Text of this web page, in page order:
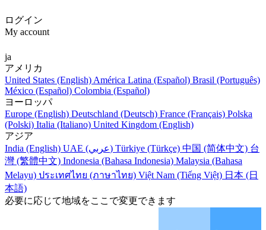
ログイン
My account
ja
アメリカ
United States (English) América Latina (Español) Brasil (Português)
México (Español) Colombia (Español)
ヨーロッパ
Europe (English) Deutschland (Deutsch) France (Français) Polska
(Polski) Italia (Italiano) United Kingdom (English)
アジア
India (English)
UAE (عربي) Türkiye (Türkçe) 中国 (简体中文) 台
灣 (繁體中文) Indonesia (Bahasa Indonesia) Malaysia (Bahasa
Melayu) ประเทศไทย (ภาษาไทย) Việt Nam (Tiếng Việt) 日本 (日
本語)
必要に応じて地域をここで変更できます